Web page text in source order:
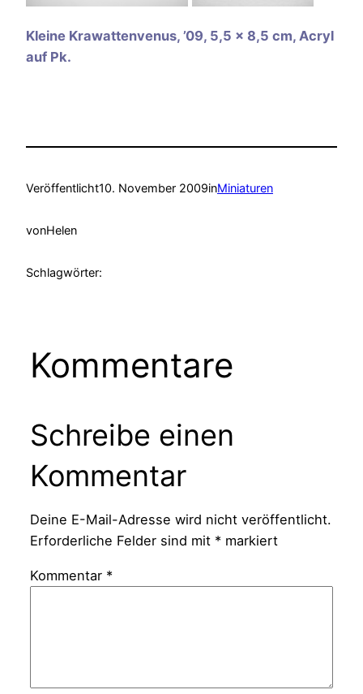
Kleine Krawattenvenus, ’09, 5,5 x 8,5 cm, Acryl
auf Pk.
Veröffentlicht10. November 2009inMiniaturen
vonHelen
Schlagwörter:
Kommentare
Schreibe einen
Kommentar
Deine E-Mail-Adresse wird nicht veröffentlicht.
Erforderliche Felder sind mit *markiert
Kommentar *